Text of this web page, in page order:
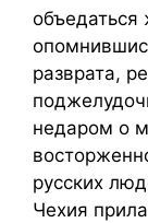
разврата,
недаром о
русских
Чехия